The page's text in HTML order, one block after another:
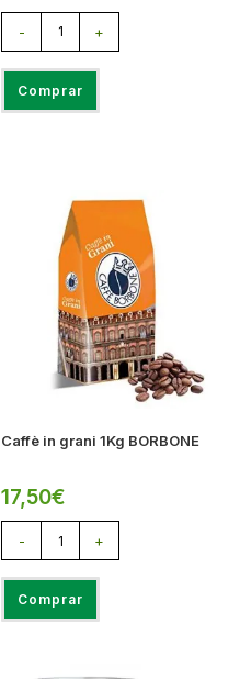
- +
Comprar
Caffè in grani 1Kg BORBONE
17,50€
- +
Comprar